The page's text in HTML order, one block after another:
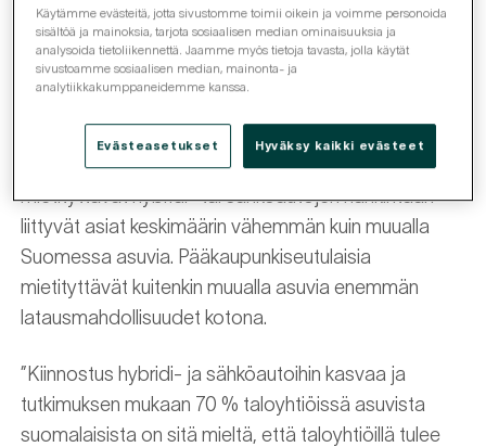
muualla kuin kaupungissa asuvat kuluttajat.
Sähkö- ja hybridiauton hankinnassa suomalaisia
saatavuus kodin ulkopuolella esimerkiksi pidemmillä
ajomatkoilla. Pääkaupunkiseudulla asuvia
mietityttävät hybridi- tai sähköautojen hankintaan
liittyvät asiat keskimäärin vähemmän kuin muualla
Suomessa asuvia. Pääkaupunkiseutulaisia
mietityttävät kuitenkin muualla asuvia enemmän
latausmahdollisuudet kotona.
”Kiinnostus hybridi- ja sähköautoihin kasvaa ja
tutkimuksen mukaan 70 % taloyhtiöissä asuvista
suomalaisista on sitä mieltä, että taloyhtiöillä tulee
Käytämme evästeitä, jotta sivustomme toimii oikein ja voimme personoida
sisältöä ja mainoksia, tarjota sosiaalisen median ominaisuuksia ja
analysoida tietoliikennettä. Jaamme myös tietoja tavasta, jolla käytät
sivustoamme sosiaalisen median, mainonta- ja
analytiikkakumppaneidemme kanssa.
Evästeasetukset Hyväksy kaikki evästeet